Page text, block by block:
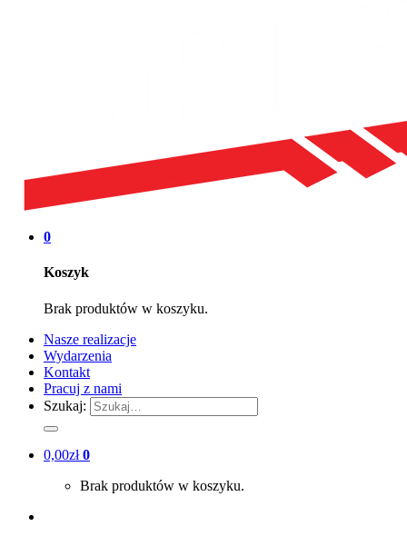
0
Koszyk
Brak produktów w koszyku.
Nasze realizacje
Wydarzenia
Kontakt
Pracuj z nami
Szukaj:
0,00zł 0
Brak produktów w koszyku.